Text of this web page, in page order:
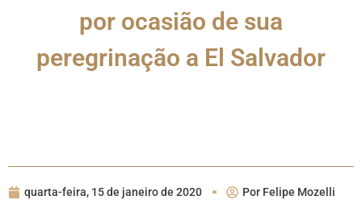
por ocasião de sua
peregrinação a El Salvador
quarta-feira, 15 de janeiro de 2020 Por Felipe Mozelli